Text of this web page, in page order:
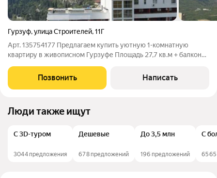
Гурзуф,улица Строителей,11Г
Арт. 135754177 Предлагаем купить уютную 1-комнатную
квартиру в живописном Гурзуфе Площадь 27,7 кв.м + балкон
так и для инвестиций! Квартира полностью готова к заселению
продается с мебелью и
Позвонить Написать
Люди также ищут
С 3D-туром
3044 предложения
Дешевые
678 предложений
До 3,5 млн
196 предложений
С
6565